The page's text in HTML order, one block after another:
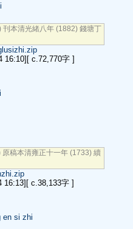
本清光緒八年 (1882) 錢塘丁
16:10] [ c.72,770字 ]
稿本清雍正十一年 (1733) 續
16:13] [ c.38,133字 ]
en si zhi